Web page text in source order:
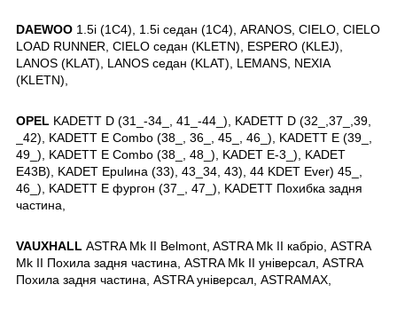
DAEWOO 1.5i (1C4), 1.5i седан (1C4), ARANOS, CIELO, CIELO
LOAD RUNNER, CIELO седан (KLETN), ESPERO (KLEJ),
LANOS (KLAT), LANOS седан (KLAT), LEMANS, NEXIA
(KLETN),
OPEL KADETT D (31_-34_, 41_-44_), KADETT D (32_,37_,39,
_42), KADETT E Combo (38_, 36_, 45_, 46_), KADETT E (39_,
49_), KADETT E Combo (38_, 48_), KADET E-3_), KADET
E43B), KADET Epulина (33), 43_34, 43), 44 KDET Ever) 45_,
46_), KADETT E фургон (37_, 47_), KADETT Похибка задня
частина,
VAUXHALL ASTRA Mk II Belmont, ASTRA Mk II кабріо, ASTRA
Mk II Похила задня частина, ASTRA Mk II універсал, ASTRA
Похила задня частина, ASTRA універсал, ASTRAMAX,